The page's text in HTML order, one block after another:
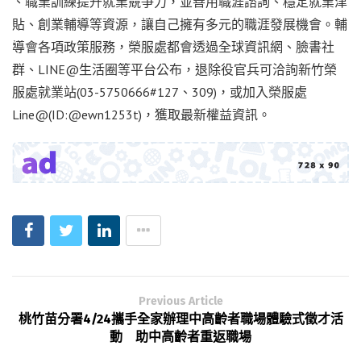
貼、創業輔導等資源，讓自己擁有多元的職涯發展機會。輔
導會各項政策服務，榮服處都會透過全球資訊網、臉書社
群、LINE@生活圈等平台公布，退除役官兵可洽詢新竹榮
服處就業站(03-5750666#127、309)，或加入榮服處
Line@(ID:@ewn1253t)，獲取最新權益資訊。
Previous Article
桃竹苗分署4/24攜手全家辦理中高齡者職場體驗式徵才活
動 助中高齡者重返職場